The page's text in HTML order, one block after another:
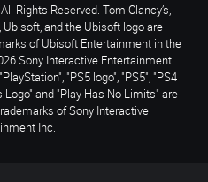
Rights Reserved. Tom Clancy’s,
Ubisoft, and the Ubisoft logo are
of Ubisoft Entertainment in the
Sony Interactive Entertainment
"PS5 logo", "PS5", "PS4
Logo" and "Play Has No Limits" are
of Sony Interactive
Inc.